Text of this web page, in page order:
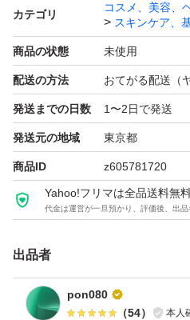
カテゴリ
コスメ、美容、
スキンケア、
商品の状態 未使用
配送の方法 おてがる配送（
発送までの日数 1〜2日で発送
発送元の地域 東京都
商品ID z605781720
Yahoo!フリマは全品送料無
代金は運営が一旦預かり、評価後、出
出品者
pon080
（54） 本人